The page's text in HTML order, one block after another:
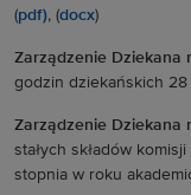
(pdf), (docx)
Zarządzenie Dziekana
godzin dziekańskich
Zarządzenie Dziekana
stałych składów
stopnia w roku